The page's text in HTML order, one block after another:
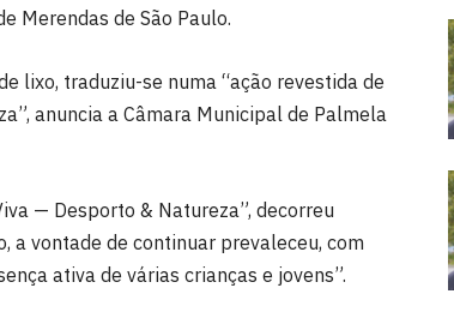
Merendas de São Paulo.
lixo, traduziu-se numa “ação revestida de
anuncia a Câmara Municipal de Palmela
— Desporto & Natureza”, decorreu
a vontade de continuar prevaleceu, com
ativa de várias crianças e jovens”.